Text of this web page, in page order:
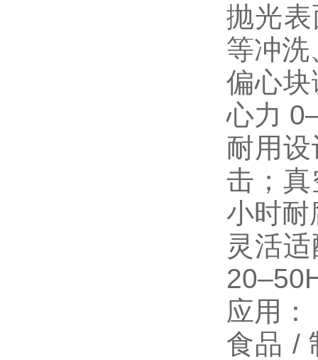
抛光
等冲洗
偏心
心力
耐用
击；
小时耐
灵活
应用：
食品 /